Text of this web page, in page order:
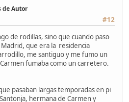
de Autor
#12
de rodillas, sino que cuando paso
que era la residencia
me santiguo y me fumo un
fumaba como un carretero.
pasaban largas temporadas en pi
hermana de Carmen y